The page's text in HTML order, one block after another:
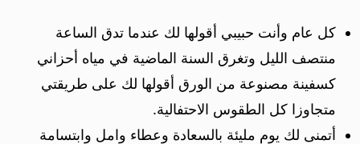
كل عام وأنت حبيبي أقولها لك عندما تدق الساعة
منتصف الليل وتغرق السنة الماضية في مياه أحزاني
كسفينة مصنوعة من الورق أقولها لك على طريقتي
متجاوزا كل الطقوس الاحتفالية.
أتمنى لك يوم مليئة بالسعادة وعطاء وامل وابتسامة